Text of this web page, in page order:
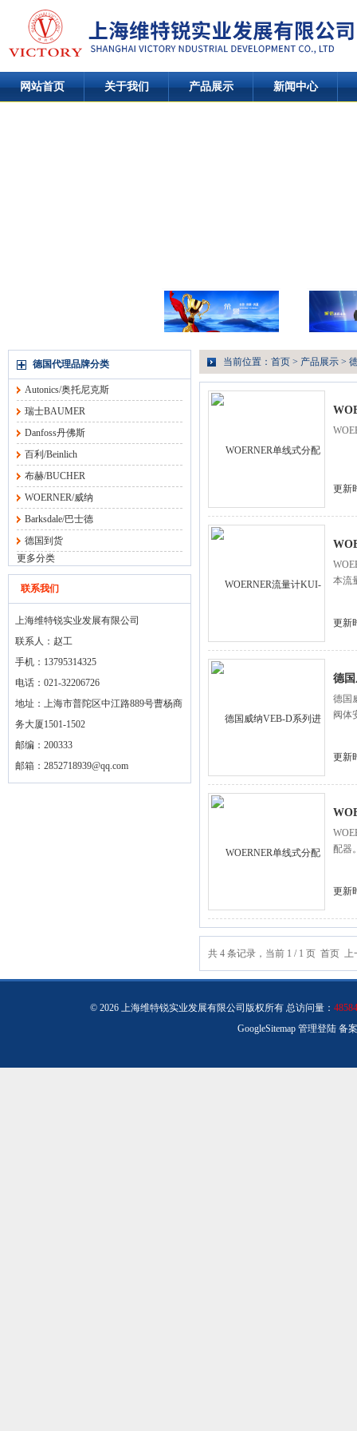
网站首页 关于我们 产品展示 新闻中心
德国代理品牌分类
Autonics/奥托尼克斯
瑞士BAUMER
Danfoss丹佛斯
百利/Beinlich
布赫/BUCHER
WOERNER/威纳
Barksdale/巴士德
德国到货
更多分类
联系我们
上海维特锐实业发展有限公司
联系人：赵工
手机：13795314325
电话：021-32206726
地址：上海市普陀区中江路889号曹杨商
务大厦1501-1502
邮编：200333
邮箱： 2852718939@qq.com
当前位置： 首页 > 产品展示 >
更新
本流
更新
德
德国
阀体
更新
配器
更新
共 4 条记录，当前 1 / 1 页 首页
© 2026 上海维特锐实业发展有限公司版权所有 总访问量：
GoogleSitemap 管理登陆 备